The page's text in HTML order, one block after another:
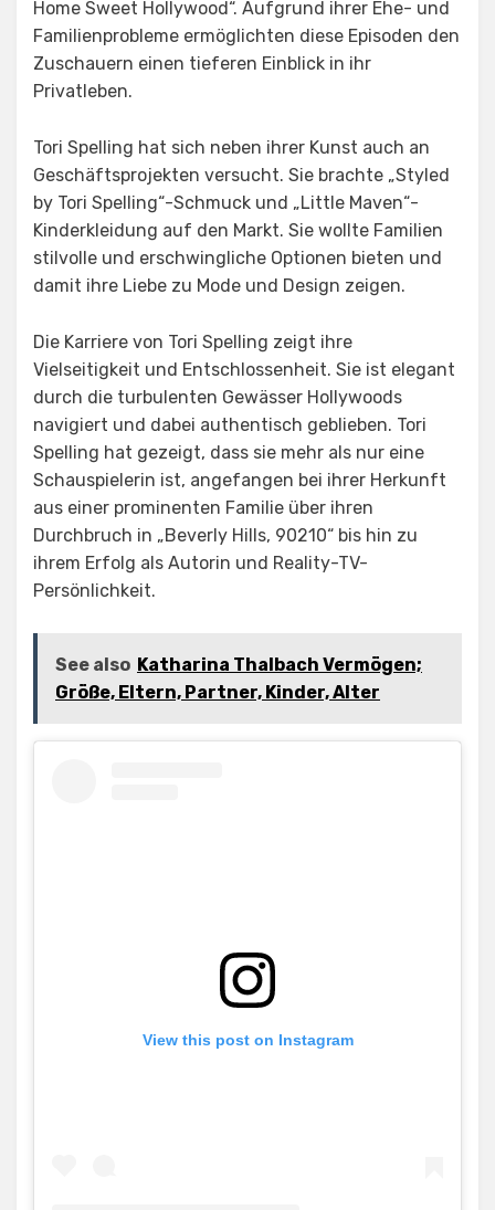
Home Sweet Hollywood“. Aufgrund ihrer Ehe- und
Familienprobleme ermöglichten diese Episoden den
Zuschauern einen tieferen Einblick in ihr
Privatleben.
Tori Spelling hat sich neben ihrer Kunst auch an
Geschäftsprojekten versucht. Sie brachte „Styled
by Tori Spelling“-Schmuck und „Little Maven“-
Kinderkleidung auf den Markt. Sie wollte Familien
stilvolle und erschwingliche Optionen bieten und
damit ihre Liebe zu Mode und Design zeigen.
Die Karriere von Tori Spelling zeigt ihre
Vielseitigkeit und Entschlossenheit. Sie ist elegant
durch die turbulenten Gewässer Hollywoods
navigiert und dabei authentisch geblieben. Tori
Spelling hat gezeigt, dass sie mehr als nur eine
Schauspielerin ist, angefangen bei ihrer Herkunft
aus einer prominenten Familie über ihren
Durchbruch in „Beverly Hills, 90210“ bis hin zu
ihrem Erfolg als Autorin und Reality-TV-
Persönlichkeit.
See also Katharina Thalbach Vermögen;
Größe, Eltern, Partner, Kinder, Alter
View this post on Instagram